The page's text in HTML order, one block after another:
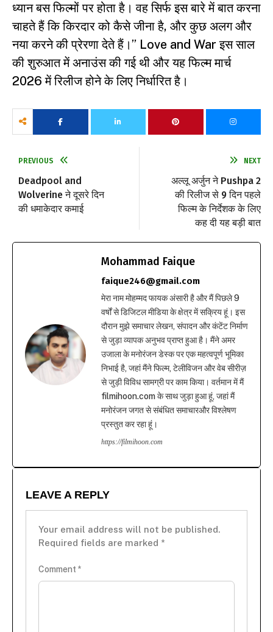
ध्यान बस फिल्मों पर होता है। वह सिर्फ इस बारे में बात करना
चाहते हैं कि किरदार को कैसे जीना है, और कुछ अलग और
नया करने की प्रेरणा देते हैं।” Love and War इस साल
की शुरुआत में अनाउंस की गई थी और यह फिल्म मार्च
2026 में रिलीज होने के लिए निर्धारित है।
PREVIOUS
Deadpool and
Wolverine ने दूसरे दिन
की धमाकेदार कमाई
NEXT
अल्लू अर्जुन ने Pushpa 2
की रिलीज से 9 दिन पहले
फिल्म के निर्देशक के लिए
कह दी यह बड़ी बात
Mohammad Faique
faique246@gmail.com
मेरा नाम मोहम्मद फायक अंसारी है और मैं पिछले 9
वर्षों से डिजिटल मीडिया के क्षेत्र में सक्रिय हूं। इस
दौरान मुझे समाचार लेखन, संपादन और कंटेंट निर्माण
से जुड़ा व्यापक अनुभव प्राप्त हुआ है। मैंने अमर
उजाला के मनोरंजन डेस्क पर एक महत्वपूर्ण भूमिका
निभाई है, जहां मैंने फिल्म, टेलीविजन और वेब सीरीज़
से जुड़ी विविध सामग्री पर काम किया। वर्तमान में मैं
filmihoon.com के साथ जुड़ा हुआ हूं, जहां मैं
मनोरंजन जगत से संबंधित समाचारऔर विश्लेषण
प्रस्तुत कर रहा हूं।
https://filmihoon.com
LEAVE A REPLY
Your email address will not be published.
Required fields are marked *
Comment *